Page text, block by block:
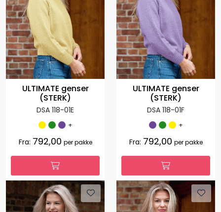
ULTIMATE genser
(STERK)
DSA 118-01E
+
Fra: 792,00 per pakke
ULTIMATE genser
(STERK)
DSA 118-01F
+
Fra: 792,00 per pakke